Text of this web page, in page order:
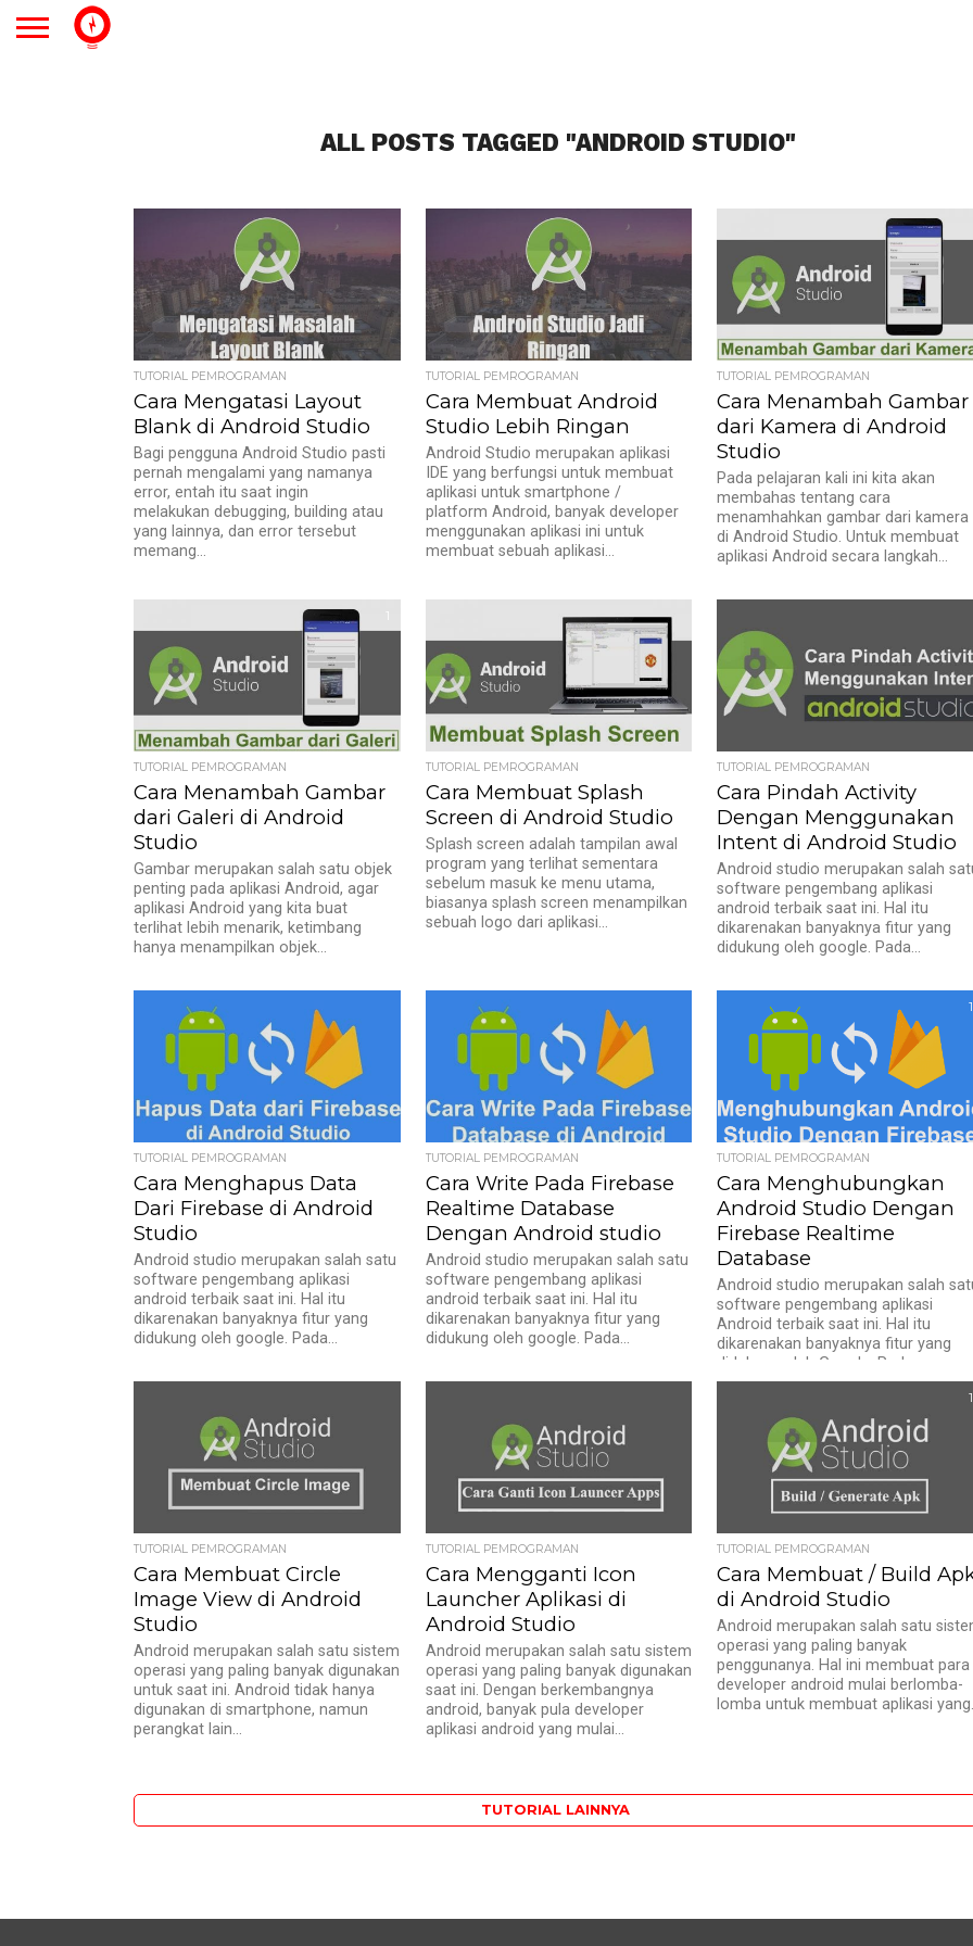
ALL POSTS TAGGED "ANDROID STUDIO"
TUTORIAL PEMROGRAMAN
Cara Mengatasi Layout
Blank di Android Studio
Bagi pengguna Android Studio pasti
pernah mengalami yang namanya
error, entah itu saat ingin
melakukan debugging, building atau
yang lainnya, dan error tersebut
memang...
TUTORIAL PEMROGRAMAN
Cara Membuat Android
Studio Lebih Ringan
Android Studio merupakan aplikasi
IDE yang berfungsi untuk membuat
aplikasi untuk smartphone /
platform Android, banyak developer
menggunakan aplikasi ini untuk
membuat sebuah aplikasi...
TUTORIAL PEMROGRAMAN
Cara Menambah Gambar
dari Kamera di Android
Studio
Pada pelajaran kali ini kita akan
membahas tentang cara
menamhahkan gambar dari kamera
di Android Studio. Untuk membuat
aplikasi Android secara langkah...
1
TUTORIAL PEMROGRAMAN
Cara Menambah Gambar
dari Galeri di Android
Studio
Gambar merupakan salah satu objek
penting pada aplikasi Android, agar
aplikasi Android yang kita buat
terlihat lebih menarik, ketimbang
hanya menampilkan objek...
TUTORIAL PEMROGRAMAN
Cara Membuat Splash
Screen di Android Studio
Splash screen adalah tampilan awal
program yang terlihat sementara
sebelum masuk ke menu utama,
biasanya splash screen menampilkan
sebuah logo dari aplikasi...
TUTORIAL PEMROGRAMAN
Cara Pindah Activity
Dengan Menggunakan
Intent di Android Studio
Android studio merupakan salah
software pengembang aplikasi
android terbaik saat ini. Hal itu
dikarenakan banyaknya fitur yang
didukung oleh google. Pada...
TUTORIAL PEMROGRAMAN
Cara Menghapus Data
Dari Firebase di Android
Studio
Android studio merupakan salah satu
software pengembang aplikasi
android terbaik saat ini. Hal itu
dikarenakan banyaknya fitur yang
didukung oleh google. Pada...
TUTORIAL PEMROGRAMAN
Cara Write Pada Firebase
Realtime Database
Dengan Android studio
Android studio merupakan salah satu
software pengembang aplikasi
android terbaik saat ini. Hal itu
dikarenakan banyaknya fitur yang
didukung oleh google. Pada...
1
TUTORIAL PEMROGRAMAN
Cara Menghubungkan
Android Studio Dengan
Firebase Realtime
Database
Android studio merupakan salah
software pengembang aplikasi
Android terbaik saat ini. Hal itu
dikarenakan banyaknya fitur yang
didukung oleh Google. Pada...
TUTORIAL PEMROGRAMAN
Cara Membuat Circle
Image View di Android
Studio
Android merupakan salah satu sistem
operasi yang paling banyak digunakan
untuk saat ini. Android tidak hanya
digunakan di smartphone, namun
perangkat lain...
TUTORIAL PEMROGRAMAN
Cara Mengganti Icon
Launcher Aplikasi di
Android Studio
Android merupakan salah satu sistem
operasi yang paling banyak digunakan
saat ini. Dengan berkembangnya
android, banyak pula developer
aplikasi android yang mulai...
1
TUTORIAL PEMROGRAMAN
Cara Membuat / Build
di Android Studio
Android merupakan salah satu
operasi yang paling banyak
penggunanya. Hal ini membuat para
developer android mulai berlomba-
lomba untuk membuat aplikasi
TUTORIAL LAINNYA